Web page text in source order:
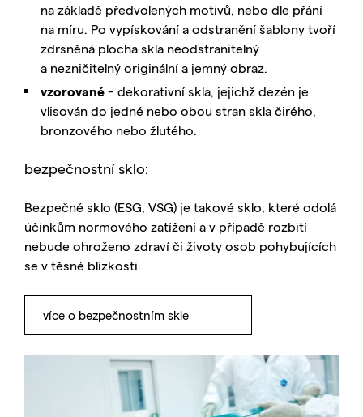
na základě předvolených motivů, nebo dle přání
na míru. Po vypískování a odstranění šablony tvoří
zdrsněná plocha skla neodstranitelný
a nezničitelný originální a jemný obraz.
vzorované - dekorativní skla, jejichž dezén je
vlisován do jedné nebo obou stran skla čirého,
bronzového nebo žlutého.
bezpečnostní sklo:
Bezpečné sklo (ESG, VSG) je takové sklo, které odolá
účinkům normového zatížení a v případě rozbití
nebude ohroženo zdraví či životy osob pohybujících
se v těsné blízkosti.
více o bezpečnostním skle